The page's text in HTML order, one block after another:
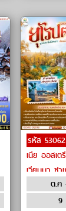
รหัส 53062
เนีย ออสเต
เวียนนา ซา
ลียนา ฮัล
Austrian
ต.ค
9